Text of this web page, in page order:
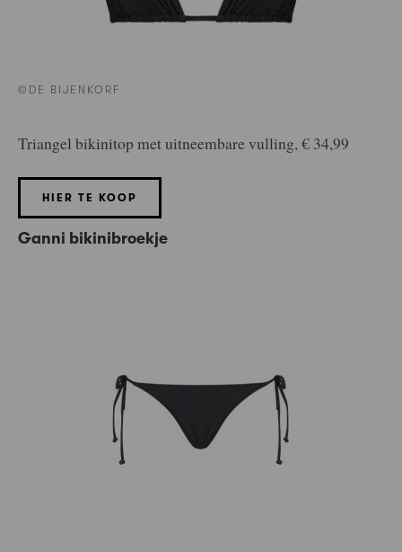
©DE BIJENKORF
Triangel bikinitop met uitneembare vulling, € 34,99
HIER TE KOOP
Ganni bikinibroekje